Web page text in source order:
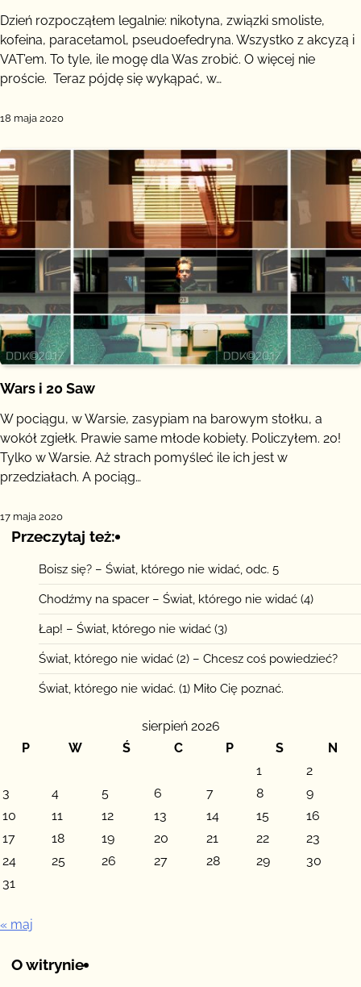
Dzień rozpocząłem legalnie: nikotyna, związki smoliste,
kofeina, paracetamol, pseudoefedryna. Wszystko z akcyzą i
VAT’em. To tyle, ile mogę dla Was zrobić. O więcej nie
proście. Teraz pójdę się wykąpać, w…
18 maja 2020
Wars i 20 Saw
W pociągu, w Warsie, zasypiam na barowym stołku, a
wokół zgiełk. Prawie same młode kobiety. Policzyłem. 20!
Tylko w Warsie. Aż strach pomyśleć ile ich jest w
przedziałach. A pociąg…
17 maja 2020
Przeczytaj też:
Boisz się? – Świat, którego nie widać, odc. 5
Chodźmy na spacer – Świat, którego nie widać (4)
Łap! – Świat, którego nie widać (3)
Świat, którego nie widać (2) – Chcesz coś powiedzieć?
Świat, którego nie widać. (1) Miło Cię poznać.
sierpień 2026
P
W Ś C P S
N
1
2
3
4 5 6 7 8
9
10
11 12 13 14 15
16
17
18 19 20 21 22
23
24
25 26 27 28 29
30
31
« maj
O witrynie